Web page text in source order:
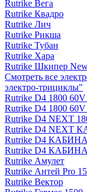
Rutrike Вега
Rutrike Квадро
Rutrike Лич
Rutrike Рикша
Rutrike Тубан
Rutrike Хара
Rutrike Шкипер
Смотреть все
электро‑трициклы"
Rutrike D4 1800
Rutrike D4 1800
Rutrike D4 NEXT
Rutrike D4 NEXT
Rutrike D4 КАБИНА
Rutrike D4 КАБИНА
Rutrike Амулет
Rutrike Антей Pro
Rutrike Вектор